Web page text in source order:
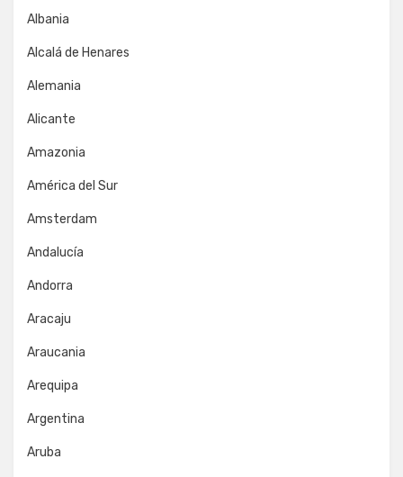
Albania
Alcalá de Henares
Alemania
Alicante
Amazonia
América del Sur
Amsterdam
Andalucía
Andorra
Aracaju
Araucania
Arequipa
Argentina
Aruba